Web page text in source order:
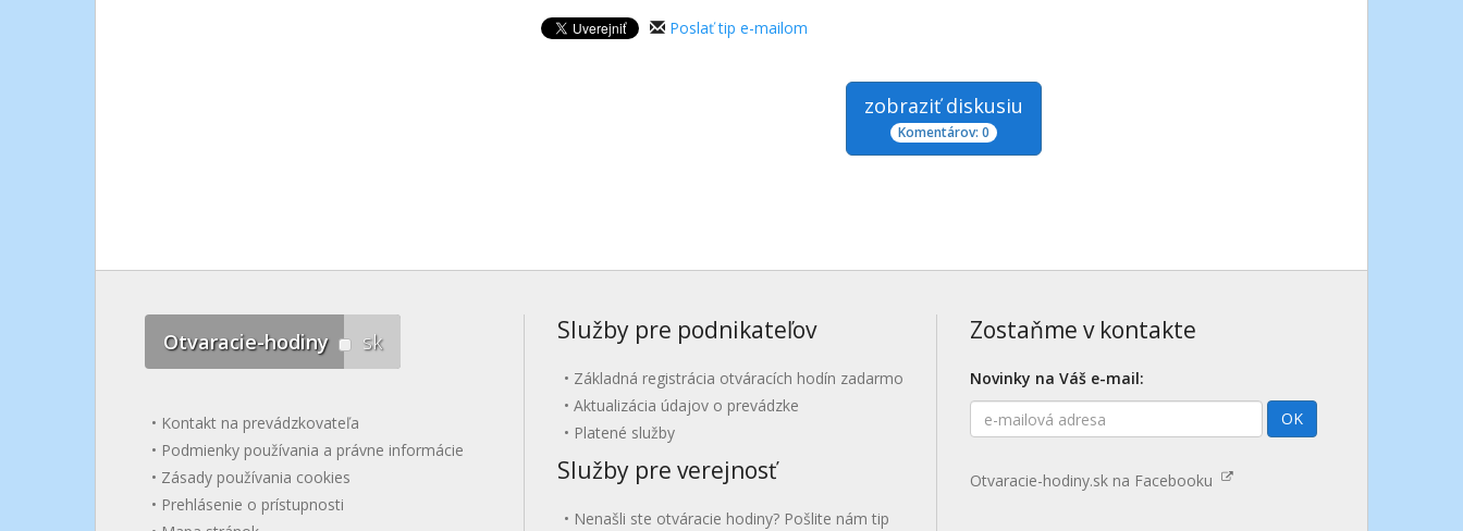
Poslať tip e-mailom
zobraziť diskusiu
Komentárov: 0
Otvaracie-hodiny sk
Kontakt na prevádzkovateľa
Podmienky používania a právne informácie
Zásady používania cookies
Prehlásenie o prístupnosti
Služby pre podnikateľov
Základná registrácia otváracích hodín zadarmo
Aktualizácia údajov o prevádzke
Platené služby
Služby pre verejnosť
Nenašli ste otváracie hodiny? Pošlite nám tip
Zostaňme v kontakte
Novinky na Váš e-mail:
E-
mailová
OK
Otvaracie-hodiny.sk na Facebooku